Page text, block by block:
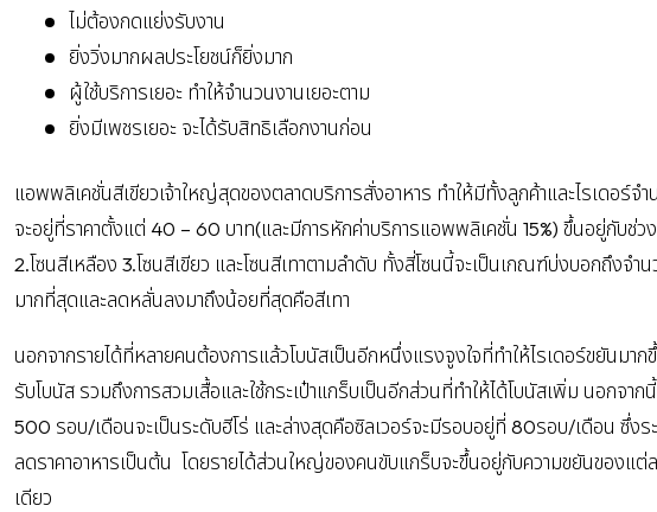
ไม่ต้องกดแย่งรับงาน
ยิ่งวิ่งมากผลประโยชน์ก็ยิ่งมาก
ผู้ใช้บริการเยอะ ทำให้จำนวนงานเยอะตาม
ยิ่งมีเพชรเยอะ จะได้รับสิทธิเลือกงานก่อน
แอพพลิเคชั่นสีเขียวเจ้าใหญ่สุดของตลาดบริการสั่งอาหาร ทำให้มีทั้งลูกค้าและไรเดอร์จ
จะอยู่ที่ราคาตั้งแต่ 40 – 60 บาท(และมีการหักค่าบริการแอพพลิเคชั่น 15%) ขึ้นอยู่กับช่
2.โซนสีเหลือง 3.โซนสีเขียว และโซนสีเทาตามลำดับ ทั้งสี่โซนนี้จะเป็นเกณฑ์บ่งบอกถึงจ
มากที่สุดและลดหลั่นลงมาถึงน้อยที่สุดคือสีเทา
นอกจากรายได้ที่หลายคนต้องการแล้วโบนัสเป็นอีกหนึ่งแรงจูงใจที่ทำให้ไรเดอร์ขยันมา
รับโบนัส รวมถึงการสวมเสื้อและใช้กระเป๋าแกร็บเป็นอีกส่วนที่ทำให้ได้โบนัสเพิ่ม นอกจา
500 รอบ/เดือนจะเป็นระดับฮีโร่ และล่างสุดคือซิลเวอร์จะมีรอบอยู่ที่ 80รอบ/เดือน ซึ่ง
ลดราคาอาหารเป็นต้น โดยรายได้ส่วนใหญ่ของคนขับแกร็บจะขึ้นอยู่กับความขยันของแต่
เดียว